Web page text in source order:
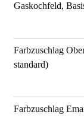
Gaskochfeld,
Farbzuschlag
standard)
Farbzuschlag